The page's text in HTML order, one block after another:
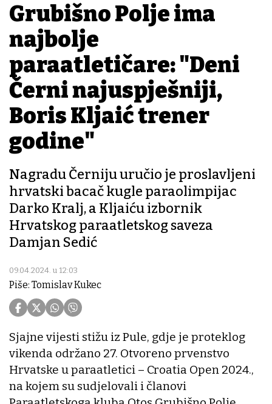
Grubišno Polje ima
najbolje
paraatletičare: "Deni
Černi najuspješniji,
Boris Kljaić trener
godine"
Nagradu Černiju uručio je proslavljeni
hrvatski bacač kugle paraolimpijac
Darko Kralj, a Kljaiću izbornik
Hrvatskog paraatletskog saveza
Damjan Sedić
09.04.2024. u 12:03
Piše: Tomislav Kukec
Sjajne vijesti stižu iz Pule, gdje je proteklog
vikenda održano 27. Otvoreno prvenstvo
Hrvatske u paraatletici – Croatia Open 2024.,
na kojem su sudjelovali i članovi